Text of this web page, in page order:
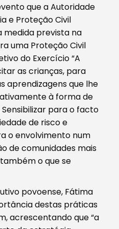
que a Autoridade
e Proteção Civil
medida prevista na
uma Proteção Civil
do Exercício “A
as crianças, para
aprendizagens que lhe
à forma de
para o facto
de risco e
o envolvimento num
de comunidades mais
o que se
povoense, Fátima
destas práticas
acrescentando que “a